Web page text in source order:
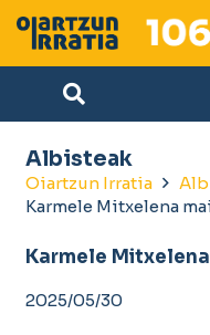
Albisteak
Oiartzun Irratia
Karmele Mitxelena
Karmele
2025/05/30